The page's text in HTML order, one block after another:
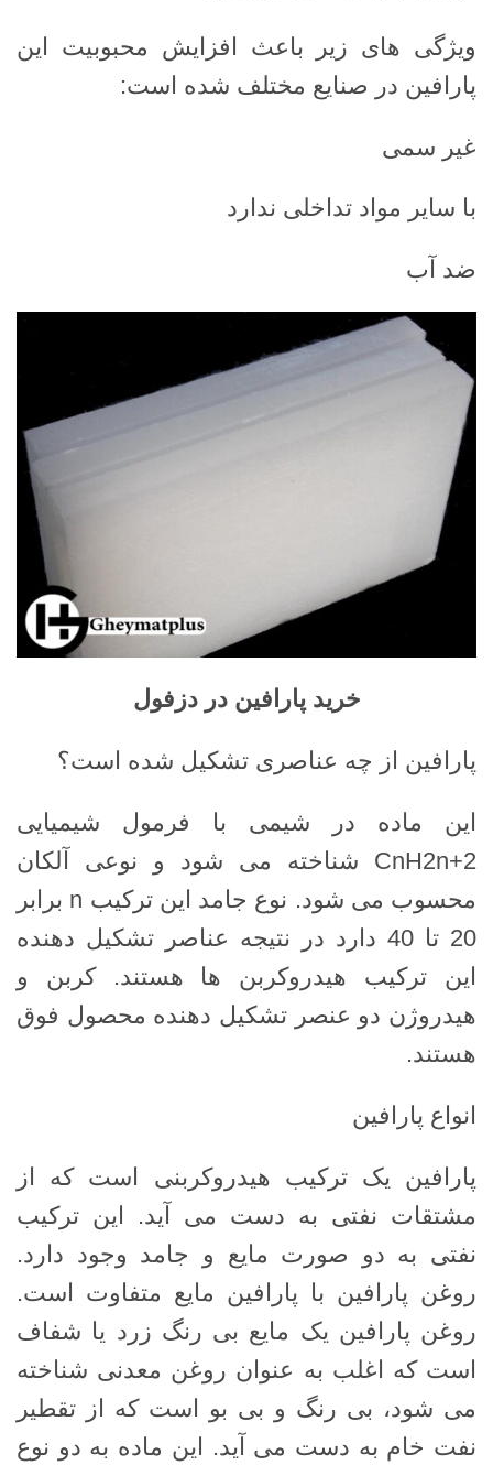
ویژگی های زیر باعث افزایش محبوبیت این
پارافین در صنایع مختلف شده است:
غیر سمی
با سایر مواد تداخلی ندارد
ضد آب
خرید پارافین در دزفول
پارافین از چه عناصری تشکیل شده است؟
این ماده در شیمی با فرمول شیمیایی
CnH2n+2 شناخته می شود و نوعی آلکان
محسوب می شود. نوع جامد این ترکیب n برابر
20 تا 40 دارد در نتیجه عناصر تشکیل دهنده
این ترکیب هیدروکربن ها هستند. کربن و
هیدروژن دو عنصر تشکیل دهنده محصول فوق
هستند.
انواع پارافین
پارافین یک ترکیب هیدروکربنی است که از
مشتقات نفتی به دست می آید. این ترکیب
نفتی به دو صورت مایع و جامد وجود دارد.
روغن پارافین با پارافین مایع متفاوت است.
روغن پارافین یک مایع بی رنگ زرد یا شفاف
است که اغلب به عنوان روغن معدنی شناخته
می شود، بی رنگ و بی بو است که از تقطیر
نفت خام به دست می آید. این ماده به دو نوع